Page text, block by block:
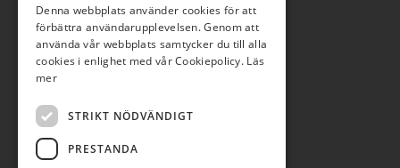
Denna webbplats använder cookies för att
förbättra användarupplevelsen. Genom att
använda vår webbplats samtycker du till alla
cookies i enlighet med vår Cookiepolicy. Läs
mer
STRIKT NÖDVÄNDIGT
PRESTANDA